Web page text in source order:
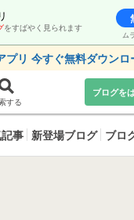
をすばやく見られます
ム
プリ 今すぐ無料ダウンロ
する
ブログを
事 新登場ブログ ブロ